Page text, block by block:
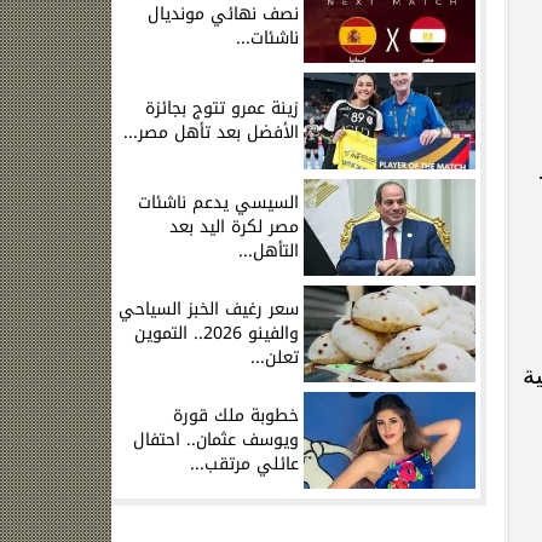
نصف نهائي مونديال
ناشئات...
زينة عمرو تتوج بجائزة
الأفضل بعد تأهل مصر...
السيسي يدعم ناشئات
مصر لكرة اليد بعد
التأهل...
سعر رغيف الخبز السياحي
والفينو 2026.. التموين
تعلن...
خطوبة ملك قورة
ويوسف عثمان.. احتفال
عائلي مرتقب...